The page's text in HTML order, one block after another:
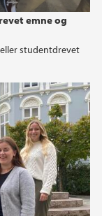
emne og
studentdrevet